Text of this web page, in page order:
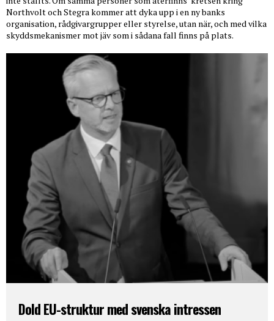
Northvolt och Stegra kommer att dyka upp i en ny banks
organisation, rådgivargrupper eller styrelse, utan när, och med vilka
skyddsmekanismer mot jäv som i sådana fall finns på plats.
Dold EU-struktur med svenska intressen